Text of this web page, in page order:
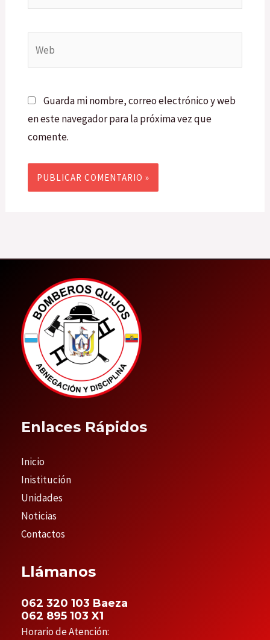
Guarda mi nombre, correo electrónico y web
en este navegador para la próxima vez que
comente.
Enlaces Rápidos
Inicio
Inistitución
Unidades
Noticias
Contactos
Llámanos
062 320 103 Baeza
062 895 103 X1
Horario de Atención: